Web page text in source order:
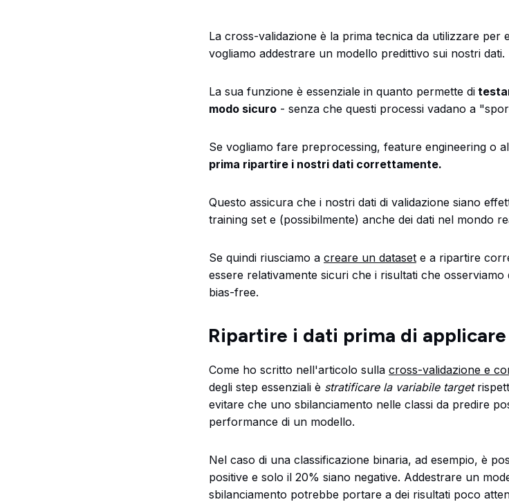
La cross-validazione è la prima tecnica da utilizzare per
vogliamo addestrare un modello predittivo sui nostri dati.
La sua funzione è essenziale in quanto permette di
modo sicuro - senza che questi processi vadano a
Se vogliamo fare preprocessing, feature engineering o
prima ripartire i nostri dati correttamente.
Questo assicura che i nostri dati di validazione siano
training set e (possibilmente) anche dei dati nel mondo
Se quindi riusciamo a creare un dataset e a ripartire
essere relativamente sicuri che i risultati che
bias-free.
Ripartire i dati prima di
Come ho scritto nell'articolo sulla cross-validazione e
degli step essenziali è stratificare la variabile target
evitare che uno sbilanciamento nelle classi da predire
performance di un modello.
Nel caso di una classificazione binaria, ad esempio, è
positive e solo il 20% siano negative. Addestrare un
sbilanciamento potrebbe portare a dei risultati poco